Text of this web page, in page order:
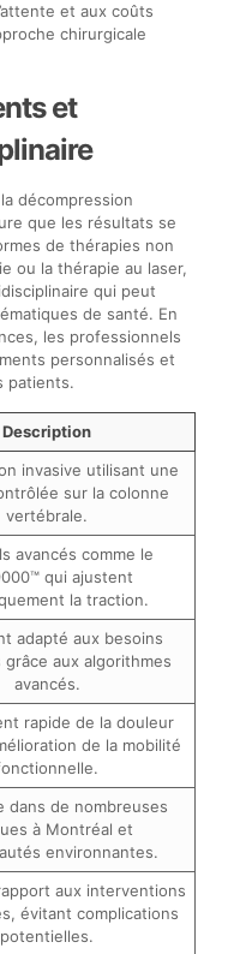
et aux coûts
chirurgicale
et
décompression
que les résultats se
de thérapies non
ou la thérapie au laser,
qui peut
de santé. En
les professionnels
personnalisés et
patients.
Description
invasive utilisant une
sur la colonne
vertébrale.
avancés comme le
qui ajustent
la traction.
adapté aux besoins
grâce aux algorithmes
avancés.
rapide de la douleur
de la mobilité
dans de nombreuses
à Montréal et
environnantes.
aux interventions
évitant complications
potentielles.